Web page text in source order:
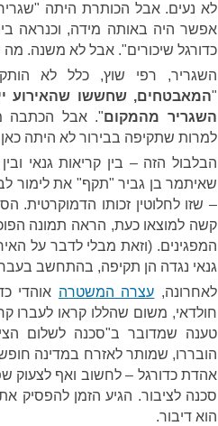
לא נעים. אבל הכותרת היתה
אפשר היה באותה מידה, וכנראה
כדורגל שיכורים". אבל לא משנה.
השגריר, רפי שוץ, כלל לא
"המאבטחים, שחששו שהאירוע
השגריר מהמקום". אבל הכתבה
למרות שתקיפה בבירור לא היתה
הבלבול הזה – בין קריאות גנאי
שאיתמר בן גביר "תקף" את לימור
– שזו לחלוטין זכותו הדמוקרטית.
קשה למוצאו כעת, הראה תמונה
המפגינים. (וזאת מבלי לדבר על
גנאי נגדה הן תקיפה, בהתחשב
לאחרונה, עצרה המשטרה אוהדי
חולדאי, משום שהללו קראו לעברו
טענה שמדובר ב"סכנה לשלום
הובררו, שמותר לאזרח במדינה
אהדת כדורגל – לחשוב ואף לצעוק
סכנה לציבור. הגיע הזמן להפסיק
הוא דיבור.